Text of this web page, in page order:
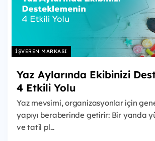
İŞVEREN MARKASI
Yaz Aylarında Ekibinizi
4 Etkili Yolu
Yaz mevsimi, organizasyonlar için
yapıyı beraberinde getirir: Bir yanda
ve tatil pl...